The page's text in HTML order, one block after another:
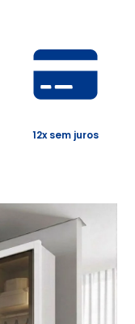
12x sem juros